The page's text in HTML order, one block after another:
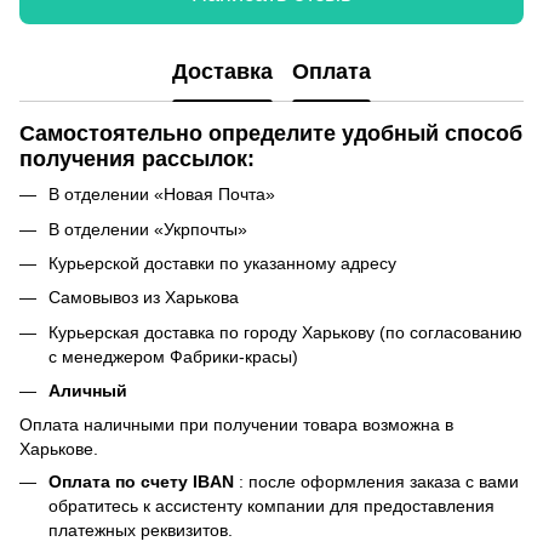
Доставка Оплата
Самостоятельно определите удобный способ
получения рассылок:
В отделении «Новая Почта»
В отделении «Укрпочты»
Курьерской доставки по указанному адресу
Самовывоз из Харькова
Курьерская доставка по городу Харькову (по согласованию
с менеджером Фабрики-красы)
Аличный
Оплата наличными при получении товара возможна в
Харькове.
Оплата по счету IBAN : после оформления заказа с вами
обратитесь к ассистенту компании для предоставления
платежных реквизитов.